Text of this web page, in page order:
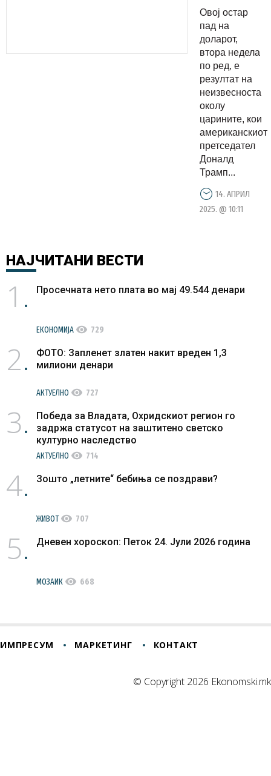
доларот:
Тој падна
на
најниско
ниво во
три
години
Овој остар
пад на
доларот,
втора недела
по ред, е
резултат на
неизвесноста
околу
царините, кои
американскиот
претседател
Доналд
Трамп...
14. АПРИЛ
2025. @ 10:11
НАЈЧИТАНИ ВЕСТИ
1 Просечната нето плата во мај 49.544 денари
ЕКОНОМИЈА visibility 729
2
ФОТО: Запленет златен накит вреден 1,3
милиони денари
АКТУЕЛНО visibility 727
3
Победа за Владата, Охридскиот регион го
задржа статусот на заштитено светско
културно наследство
АКТУЕЛНО visibility 714
4 Зошто „летните“ бебиња се поздрави?
ЖИВОТvisibility 707
5 Дневен хороскоп: Петок 24. Јули 2026 година
МОЗАИК visibility 668
ИМПРЕСУМ МАРКЕТИНГ КОНТАКТ
© Copyright 2026 Ekonomski.mk